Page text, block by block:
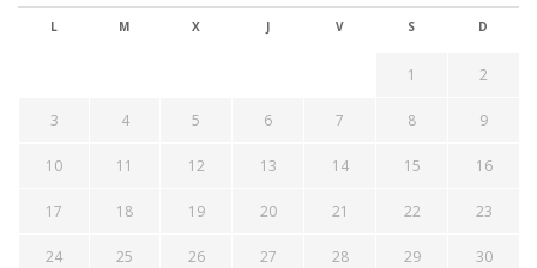
L M X J V S D
1 2
3 4 5 6 7 8 9
10 11 12 13 14 15 16
17 18 19 20 21 22 23
24 25 26 27 28 29 30